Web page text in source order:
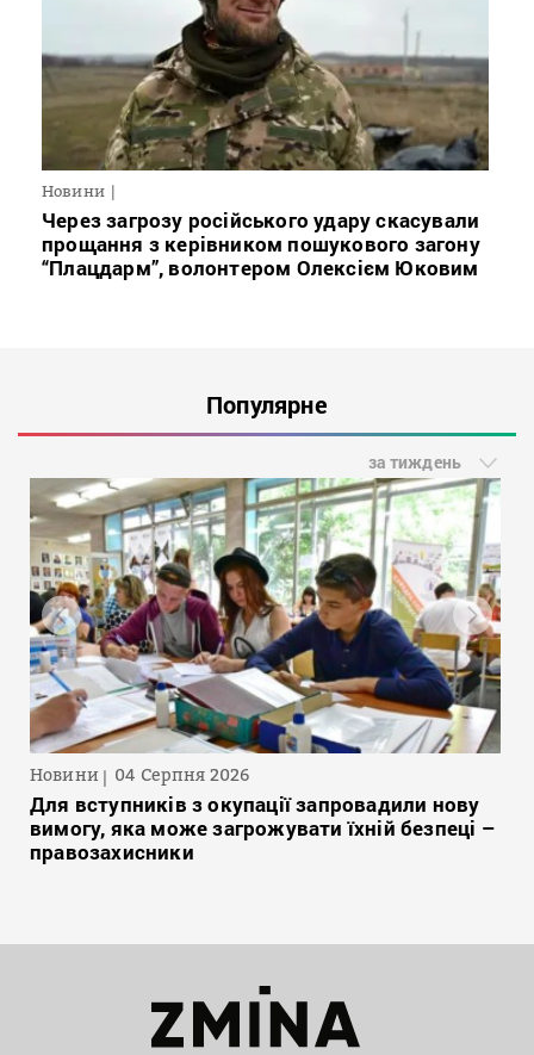
Новини
Через загрозу російського удару скасували
прощання з керівником пошукового загону
“Плацдарм”, волонтером Олексієм Юковим
Популярне
за тиждень
Новини 04 Серпня 2026
Для вступників з окупації запровадили нову
вимогу, яка може загрожувати їхній безпеці –
правозахисники